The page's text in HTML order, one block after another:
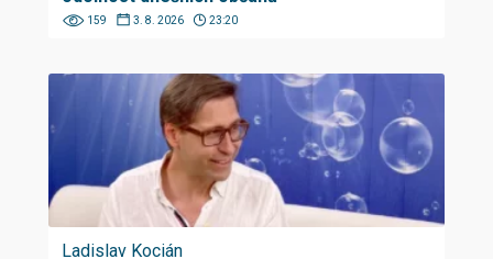
159 3. 8. 2026 23:20
Ladislav Kocián